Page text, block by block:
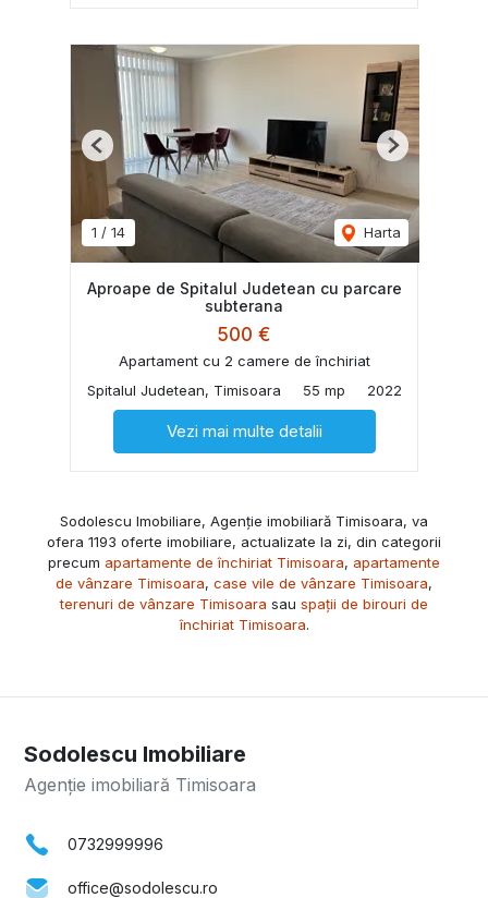
1 / 14 Harta
Previous Next
Aproape de Spitalul Judetean cu parcare
subterana
500 €
Apartament cu 2 camere de închiriat
Spitalul Judetean, Timisoara
55 mp 2022
Vezi mai multe detalii
Sodolescu Imobiliare, Agenție imobiliară Timisoara, va
ofera 1193 oferte imobiliare, actualizate la zi, din categorii
precum apartamente de închiriat Timisoara, apartamente
de vânzare Timisoara, case vile de vânzare Timisoara,
terenuri de vânzare Timisoara sau spații de birouri de
închiriat Timisoara.
Sodolescu Imobiliare
Agenție imobiliară Timisoara
0732999996
office@sodolescu.ro